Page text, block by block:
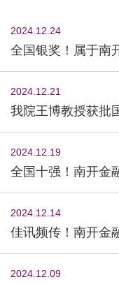
2024.12.24
全国银奖！属于南
2024.12.21
我院王博教授获批
2024.12.19
全国十强！南开金
2024.12.14
佳讯频传！南开金
2024.12.09